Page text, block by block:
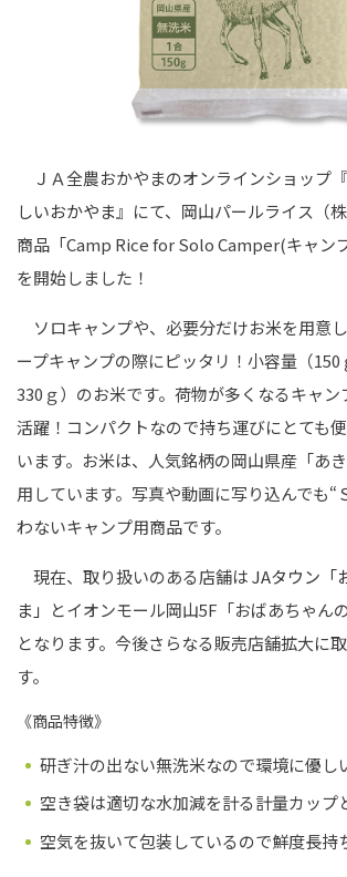
ＪＡ全農おかやまのオンラインショップ『
しいおかやま 』にて、岡山パールライス（
商品「Camp Rice for Solo Camper(キャン
を開始しました！
ソロキャンプや、必要分だけお米を用意
ープキャンプの際にピッタリ！小容量（
330ｇ）のお米です。荷物が多くなるキャ
活躍！コンパクトなので持ち運びにとても
います。お米は、人気銘柄の岡山県産「あ
用しています。写真や動画に写り込んでも“
わないキャンプ用商品です。
現在、取り扱いのある店舗はJAタウン「
ま」
とイオンモール岡山5F「おばあちゃん
となります。今後さらなる販売店舗拡大に
す。
《商品特徴》
研ぎ汁の出ない無洗米なので環境に優し
空き袋は適切な水加減を計る計量カップ
空気を抜いて包装しているので鮮度長持